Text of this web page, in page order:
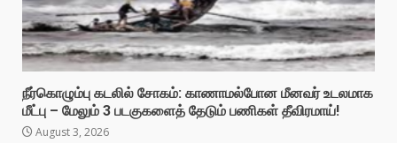
நீர்கொழும்பு கடலில் சோகம்: காணாமல்போன மீனவர் உடலமாக
மீட்பு – மேலும் 3 படகுகளைத் தேடும் பணிகள் தீவிரமாய்!
August 3, 2026